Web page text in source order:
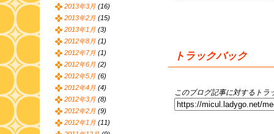
トラックバック
このブログ記事に対するトラ
2013年3月 (16)
2013年2月 (15)
2013年1月 (3)
2012年8月 (1)
2012年7月 (1)
2012年6月 (2)
2012年5月 (6)
2012年4月 (4)
2012年3月 (8)
2012年2月 (9)
2012年1月 (11)